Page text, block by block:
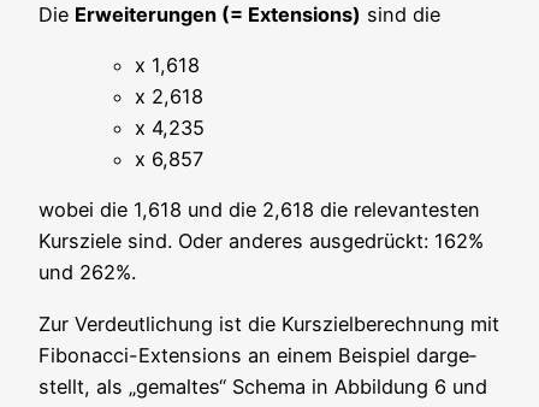
Die Erwei­te­run­gen (= Exten­si­ons) sind die
x 1,618
x 2,618
x 4,235
x 6,857
wobei die 1,618 und die 2,618 die rele­van­tes­ten
Kurs­zie­le sind. Oder ande­res aus­ge­drückt: 162%
und 262%.
Zur Ver­deut­li­chung ist die Kurs­ziel­be­rech­nung mit
Fibo­nac­ci-Exten­si­ons an einem Bei­spiel dar­ge­
stellt, als „gemal­tes“ Sche­ma in Abbil­dung 6 und